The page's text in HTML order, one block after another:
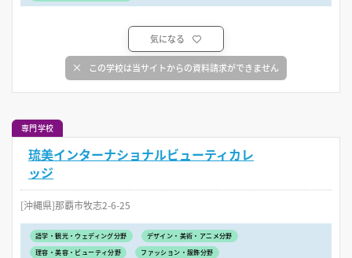
気になる
この学校は当サイトからの資料請求ができません
専門学校
琉美インターナショナルビューティカレ
ッジ
[沖縄県]那覇市牧志2-6-25
語学・観光・ウェディング分野
デザイン・美術・アニメ分野
理容・美容・ビューティ分野
ファッション・服飾分野